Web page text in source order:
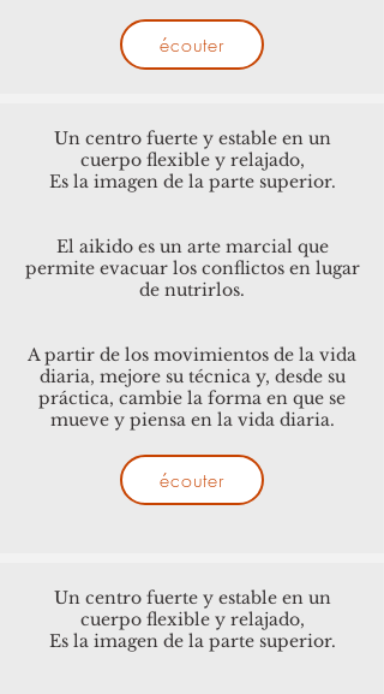
écouter
Un centro fuerte y estable en un
cuerpo flexible y relajado,
Es la imagen de la parte superior.
El aikido es un arte marcial que
permite evacuar los conflictos en lugar
de nutrirlos.
A partir de los movimientos de la vida
diaria, mejore su técnica y, desde su
práctica, cambie la forma en que se
mueve y piensa en la vida diaria.
écouter
Un centro fuerte y estable en un
cuerpo flexible y relajado,
Es la imagen de la parte superior.